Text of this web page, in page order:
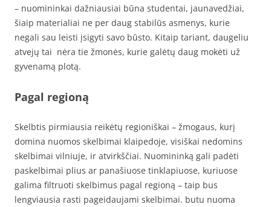
– nuomininkai dažniausiai būna studentai, jaunavedžiai,
šiaip materialiai ne per daug stabilūs asmenys, kurie
negali sau leisti įsigyti savo būsto. Kitaip tariant, daugeliu
atvejų tai nėra tie žmonės, kurie galėtų daug mokėti už
gyvenamą plotą.
Pagal regioną
Skelbtis pirmiausia reikėtų regioniškai – žmogaus, kurį
domina nuomos skelbimai klaipedoje, visiškai nedomins
skelbimai vilniuje, ir atvirkščiai. Nuomininką gali padėti
paskelbimai plius ar panašiuose tinklapiuose, kuriuose
galima filtruoti skelbimus pagal regioną – taip bus
lengviausia rasti pageidaujami skelbimai. butu nuoma